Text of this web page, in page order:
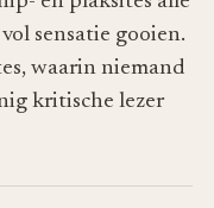
sensatie gooien.
waarin niemand
kritische lezer